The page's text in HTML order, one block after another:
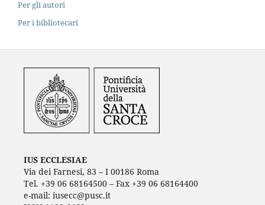
Per gli autori
Per i bibliotecari
IUS ECCLESIAE
Via dei Farnesi, 83 – I 00186 Roma
Tel. +39 06 68164500 – Fax +39 06 68164400
e-mail: iusecc@pusc.it